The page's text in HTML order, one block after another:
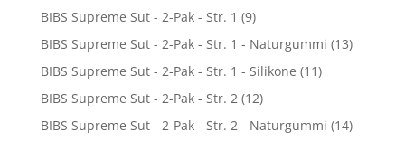
BIBS Supreme Sut - 2-Pak - Str. 1 (9)
BIBS Supreme Sut - 2-Pak - Str. 1 - Naturgummi (13)
BIBS Supreme Sut - 2-Pak - Str. 1 - Silikone (11)
BIBS Supreme Sut - 2-Pak - Str. 2 (12)
BIBS Supreme Sut - 2-Pak - Str. 2 - Naturgummi (14)